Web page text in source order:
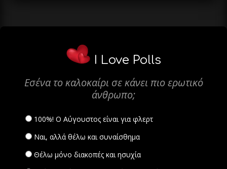
I Love Polls
Εσένα το καλοκαίρι σε κάνει πιο ερωτικό
άνθρωπο;
100%! Ο Αύγουστος είναι για φλερτ
Ναι, αλλά θέλω και συναίσθημα
Θέλω μόνο διακοπές και ησυχία